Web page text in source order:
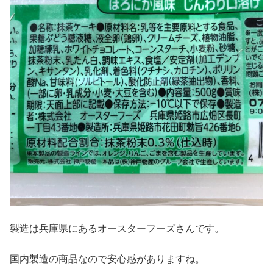
製造は兵庫県にあるオースターフーズさんです。
国内製造の商品なので安心感がありますね。